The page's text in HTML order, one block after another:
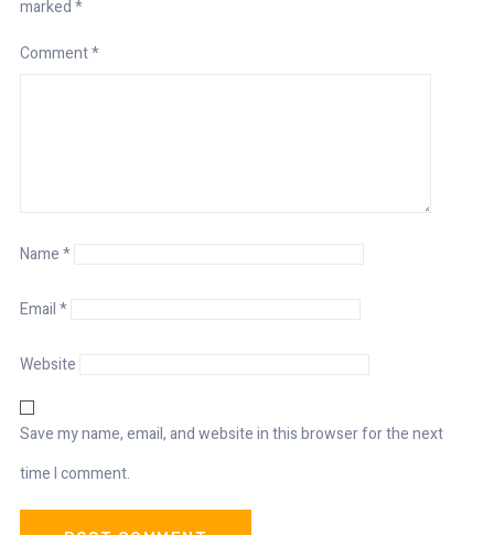
marked*
Comment*
Name*
Email*
Website
Save my name, email, and website in this browser for the next
time I comment.